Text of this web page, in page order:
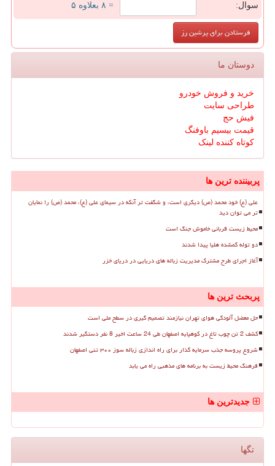
سوال: = ۸ بعلاوه ۵
دوستان ما
خرید و فروش خودرو
طراحی سایت
فیش حج
قیمت بیسیم باوفنگ
کوتاه کننده لینک
پربیننده ترین ها
علی (ع) خود محمد (ص) دیگری است، و شگفت تر آنکه در سیمای علی (ع)، محمد (ص) را نمایان
تر می توان دید
محیط زیست قربانی خاموش جنگ است
دو توله گمشده هلیا پیدا شدند
آغاز اجرای طرح مشترک مدیریت زباله های دریایی در دریای خزر
پربحث ترین ها
حل معضل آلودگی هوای تهران نیازمند تصمیم گیری در سطح ملی است
کشف 2 تن چوب تاغ در کوهپایه اصفهان طی 24 ساعت اخیر 8 نفر دستگیر شدند
شروع پروسه جذب سرمایه گذار برای راه اندازی زباله سوز ۳۰۰ تنی اصفهان
فرهنگ محیط زیست به برنامه های مذهبی راه می یابد
جدیدترین ها
تگها